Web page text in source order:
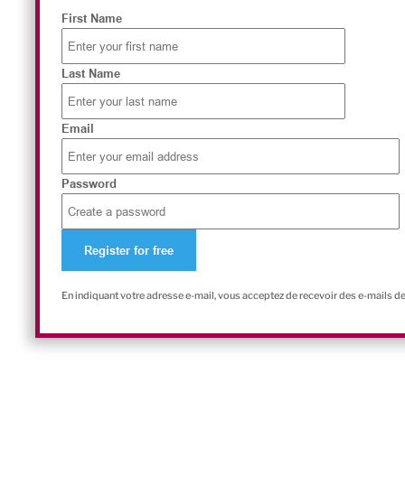
First Name
Last Name
Email
Password
En indiquant votre adresse e-mail, vous acceptez de recevoir des e-mails